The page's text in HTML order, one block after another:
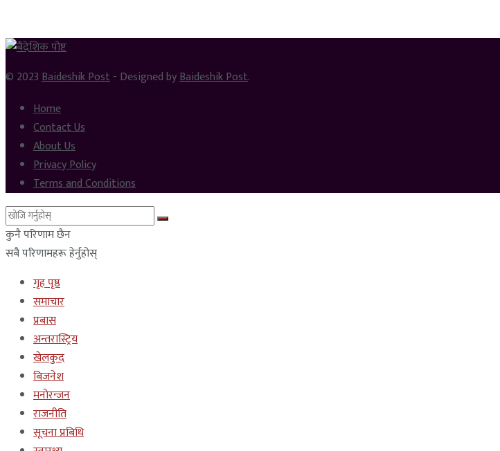
© 2023Baideshik Post- Designed byBaideshik Post.
Home
Contact Us
About Us
Privacy Policy
Terms and Conditions
कुनै परिणाम छैन
सबै परिणामहरू हेर्नुहोस्
गृह पृष्ठ
समाचार
प्रबास
अन्तरास्ट्रिय
खेलकुद
बिजनेश
मनोरन्जन
राजनीति
सूचना प्रबिधि